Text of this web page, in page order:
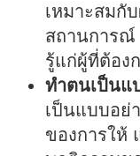
เหมาะสมกั
สถานการณ์
รู้แก่ผู้ที่ต้อง
ทำตนเป็นแ
เป็นแบบอย่
ของการให้